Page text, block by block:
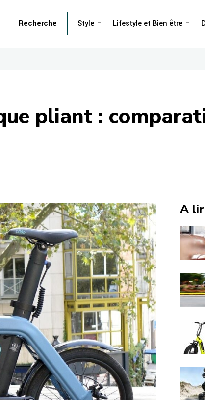
Style Lifestyle et Bien être
Recherche
pliant :
A